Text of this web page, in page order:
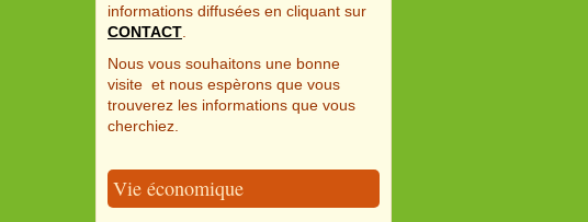
informations diffusées en cliquant sur
CONTACT
Nous vous souhaitons une bonne
visite et nous espèrons que vous
trouverez les informations que vous
cherchiez.
Vie économique